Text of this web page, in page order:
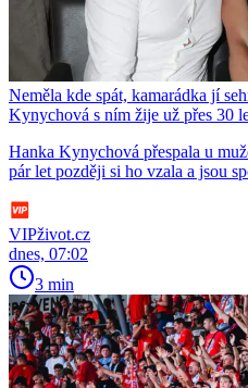
Neměla kde spát, kamarádka jí
Kynychová s ním žije už přes 30
Hanka Kynychová přespala u
pár let později si ho vzala a jsou
VIPživot.cz
dnes, 07:02
3 min